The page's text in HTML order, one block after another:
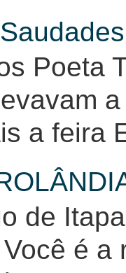
Poeta
a feira
de
é a